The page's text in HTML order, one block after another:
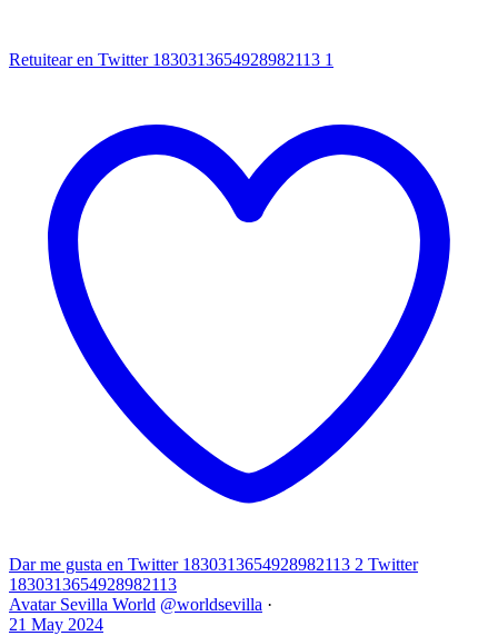
Retuitear en Twitter 1830313654928982113 1
Dar me gusta en Twitter 1830313654928982113 2 Twitter
1830313654928982113
Avatar Sevilla World @worldsevilla ·
21 May 2024